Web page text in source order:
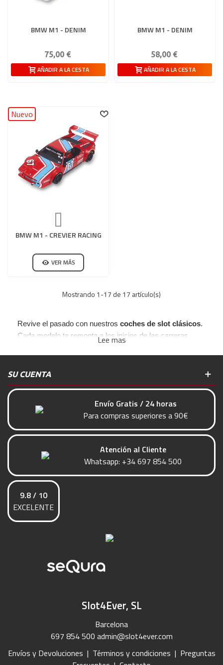
BMW M1 - DENIM
75,00 €
AÑADIR A LA CESTA
BMW M1 - DENIM
58,00 €
AÑADIR A LA CESTA
Nuevo
BMW M1 - CREVIER RACING
VER MÁS
Mostrando 1-17 de 17 artículo(s)
Revive el pasado con nuestros coches de slot clásicos.
Cada modelo te remonta a los inicios de las carreras,
Lee mas
SU CUENTA
Envío Gratis / 24 horas
Para compras superiores a 90€
Atención al Cliente
Whatsapp: +34 697 854 500
9.8 / 10
EXCELENTE
Slot4Ever, SL
Barcelona
697 854 500 admin@slot4ever.com
Envíos y Devoluciones | Términos y condiciones | Preguntas